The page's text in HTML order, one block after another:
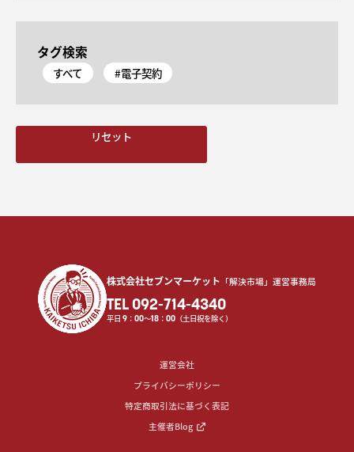
タグ検索
すべて #電子契約
リセット
株式会社セブンマーケット 「解決市場」運営事務局
TEL 092-714-4340
平日9 ：00〜18 ：00 （土日祝を除く）
運営会社
プライバシーポリシー
特定商取引法に基づく表記
主催者Blog